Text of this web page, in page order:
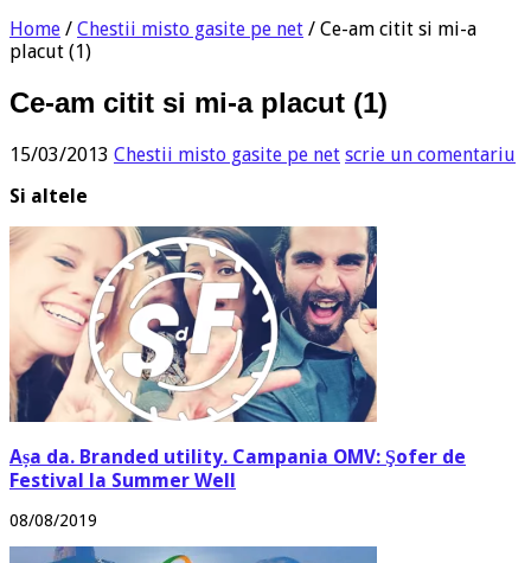
Home / Chestii misto gasite pe net / Ce-am citit si mi-a
placut (1)
Ce-am citit si mi-a placut (1)
15/03/2013 Chestii misto gasite pe net scrie un comentariu
Si altele
Așa da. Branded utility. Campania OMV: Şofer de
Festival la Summer Well
08/08/2019